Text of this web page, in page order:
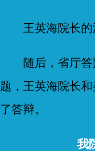
王英海院长的
随后，省厅答
题，王英海院长
了答辩。
我